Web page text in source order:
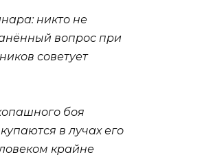
никто не
вопрос при
советует
боя
в лучах его
крайне